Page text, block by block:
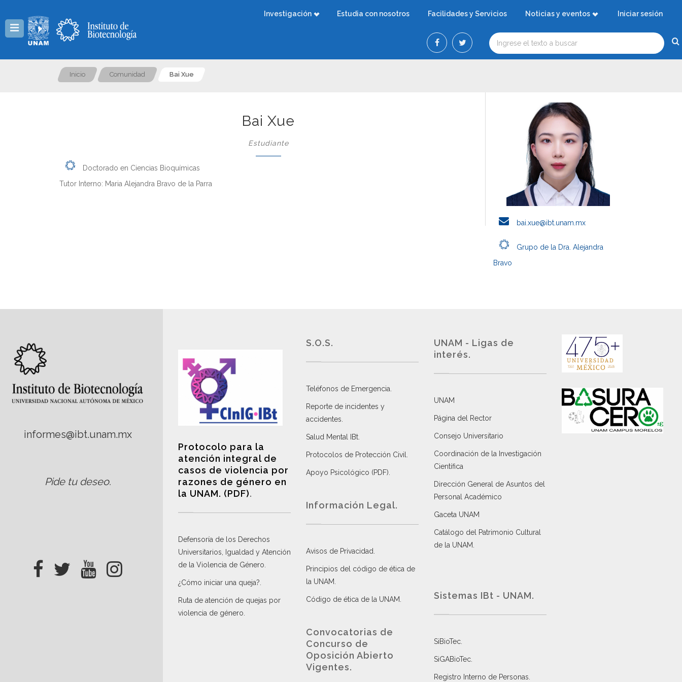
Investigación Estudia con nosotros Facilidades y Servicios Noticias y eventos Iniciar sesión
Inicio Comunidad Bai Xue
Bai Xue
Estudiante
Doctorado en Ciencias Bioquímicas
Tutor Interno: Maria Alejandra Bravo de la Parra
bai.xue@ibt.unam.mx
Grupo de la Dra. Alejandra
Bravo
informes@ibt.unam.mx
Pide tu deseo.
Protocolo para la
atención integral de
casos de violencia por
razones de género en
la UNAM. (PDF).
Defensoría de los Derechos
Universitarios, Igualdad y Atención
de la Violencia de Género
¿Cómo iniciar una queja?
Ruta de atención de quejas por
violencia de género
S.O.S.
Teléfonos de Emergencia.
Reporte de incidentes y
accidentes
Salud Mental IBt
Protocolos de Protección Civil
Apoyo Psicológico (PDF)
Información Legal.
Avisos de Privacidad
Principios del código de ética de
la UNAM
Código de ética de la UNAM
Convocatorias de
Concurso de
Oposición Abierto
Vigentes.
UNAM - Ligas de
interés.
UNAM
Página del Rector
Consejo Universitario
Coordinación de la Investigación
Científica
Dirección General de Asuntos del
Personal Académico
Gaceta UNAM
Catálogo del Patrimonio Cultural
de la UNAM.
Sistemas IBt - UNAM.
SiBioTec
SiGABioTec.
Registro Interno de Personas